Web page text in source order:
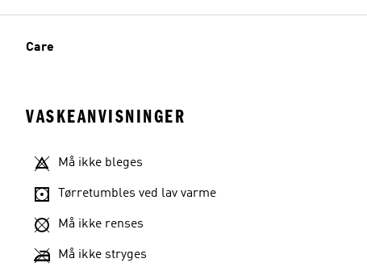
Care
VASKEANVISNINGER
Må ikke bleges
Tørretumbles ved lav varme
Må ikke renses
Må ikke stryges